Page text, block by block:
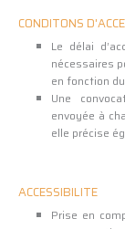
CONDITONS
Le délai
nécessaires
en fonction
Une
envoyée à
elle précise
ACCESSIBILITE
Prise en